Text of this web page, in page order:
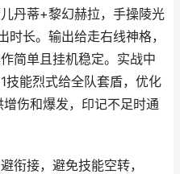
丹蒂+黎幻赫拉，手操陵光
长。输出给走右线神格，
简单且挂机稳定。实战中
技能烈式给全队套盾，优化
伤和爆发，印记不足时通
衔接，避免技能空转，